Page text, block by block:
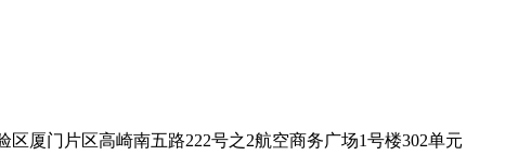
区厦门片区高崎南五路222号之2航空商务广场1号楼302单元